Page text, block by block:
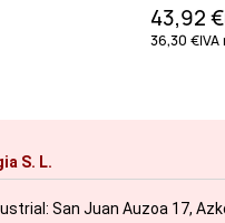
43,92 €
36,30 €IVA
S. L.
San Juan Auzoa 17,